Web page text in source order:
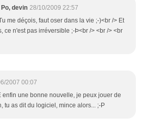
devin 28/10/2009 22:57
me déçois, faut oser dans la vie ;-)<br /> Et
ce n'est pas irréversible ;-Þ<br /> <br /> <br
2007 00:07
enfin une bonne nouvelle, je peux jouer de
tu as dit du logiciel, mince alors... ;-P